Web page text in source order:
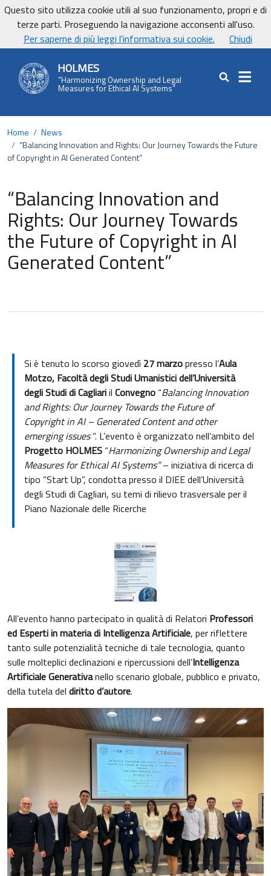
Vai ai contenuti
Vai al footer
UniCa - Università degli studi di Cagliari
UnicaNews
HOLMES
“Harmonizing Ownership and Legal
Measures for Ethical AI Systems” Cerca nel sito
Home / News
/ “Balancing Innovation and Rights: Our Journey Towards the Future
of Copyright in AI Generated Content”
“Balancing Innovation and
Rights: Our Journey Towards
the Future of Copyright in AI
Generated Content”
Si è tenuto lo scorso giovedì 27 marzopresso l’Aula
Motzo, Facoltà degli Studi Umanistici dell’Università
degli Studi di Cagliariil Convegno “Balancing Innovation
and Rights: Our Journey Towards the Future of
Copyright in AI – Generated Content and other
emerging issues“. L’evento è organizzato nell’ambito del
Progetto HOLMES “Harmonizing Ownership and Legal
Measures for Ethical AI Systems”– iniziativa di ricerca di
tipo “Start Up”, condotta presso il DIEE dell’Università
degli Studi di Cagliari, su temi di rilievo trasversale per il
Piano Nazionale delle Ricerche
All’evento hanno partecipato in qualità di Relatori Professori
ed Esperti in materia di Intelligenza Artificiale, per riflettere
tanto sulle potenzialità tecniche di tale tecnologia, quanto
sulle molteplici declinazioni e ripercussioni dell’Intelligenza
Artificiale Generativanello scenario globale, pubblico e privato,
della tutela del diritto d’autore.
Questo sito utilizza cookie utili al suo funzionamento, propri e di
terze parti. Proseguendo la navigazione acconsenti all'uso.
Per saperne di più leggi l'informativa sui cookie.
Chiudi